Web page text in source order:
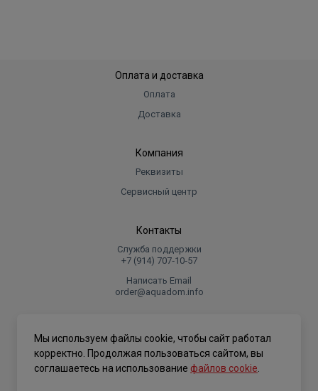
Оплата и доставка
Оплата
Доставка
Компания
Реквизиты
Сервисный центр
Контакты
Служба поддержки
+7 (914) 707‑10‑57
Написать Email
order@aquadom.info
.
Мы используем файлы cookie, чтобы сайт работал
корректно. Продолжая пользоваться сайтом, вы
соглашаетесь на использование файлов cookie